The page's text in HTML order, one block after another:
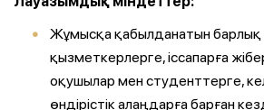
Жұмысқа қабылданатын
қызметкерлерге, іссапарға
оқушылар мен студенттерге,
өндірістік алаңдарға барған